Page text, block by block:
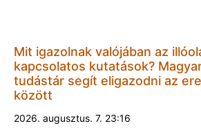
Mit igazolnak valójában az
kapcsolatos kutatások?
tudástár segít eligazodni az
között
2026. augusztus. 7. 23:16